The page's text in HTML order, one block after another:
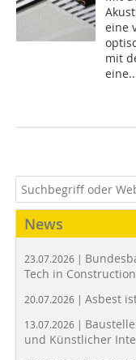
eine
mit
News
23.07.2026 |
Tech in
20.07.2026 | Asbest
13.07.2026 |
und Künstlicher